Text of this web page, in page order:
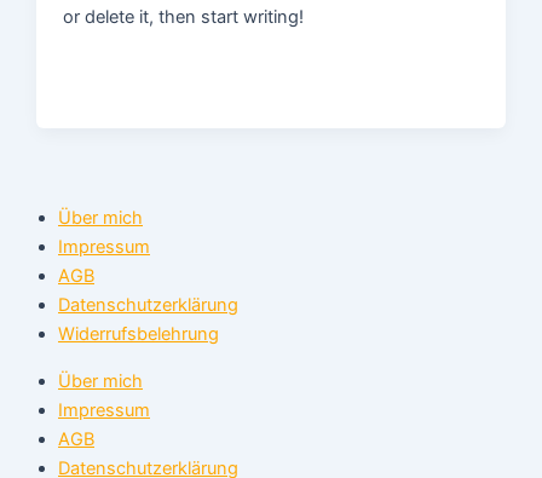
or delete it, then start writing!
Über mich
Impressum
AGB
Datenschutzerklärung
Widerrufsbelehrung
Über mich
Impressum
AGB
Datenschutzerklärung